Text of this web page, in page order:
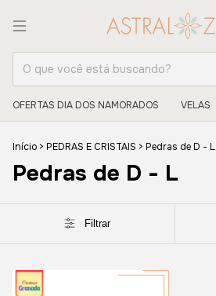
OFERTAS DIA DOS NAMORADOS VELAS
Início > PEDRAS E CRISTAIS > Pedras de D - L
Pedras de D - L
Filtrar